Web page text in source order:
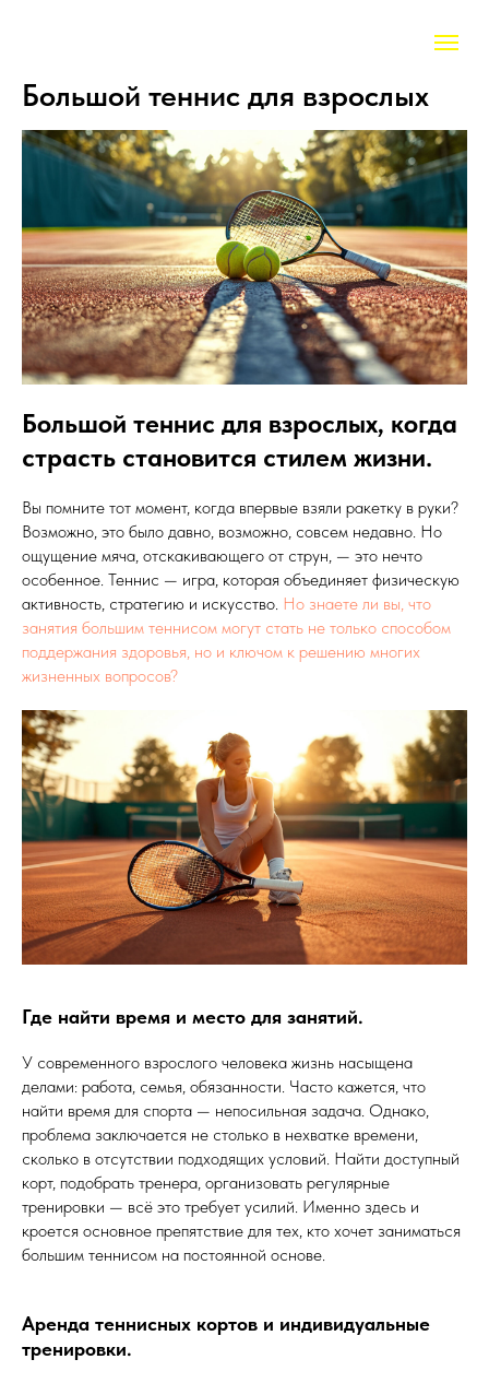
Большой теннис для взрослых
Большой теннис для взрослых, когда
страсть становится стилем жизни.
Вы помните тот момент, когда впервые взяли ракетку в руки?
Возможно, это было давно, возможно, совсем недавно. Но
ощущение мяча, отскакивающего от струн, — это нечто
особенное. Теннис — игра, которая объединяет физическую
активность, стратегию и искусство. Но знаете ли вы, что
занятия большим теннисом могут стать не только способом
поддержания здоровья, но и ключом к решению многих
жизненных вопросов?
Где найти время и место для занятий.
У современного взрослого человека жизнь насыщена
делами: работа, семья, обязанности. Часто кажется, что
найти время для спорта — непосильная задача. Однако,
проблема заключается не столько в нехватке времени,
сколько в отсутствии подходящих условий. Найти доступный
корт, подобрать тренера, организовать регулярные
тренировки — всё это требует усилий. Именно здесь и
кроется основное препятствие для тех, кто хочет заниматься
большим теннисом на постоянной основе.
Аренда теннисных кортов и индивидуальные
тренировки.